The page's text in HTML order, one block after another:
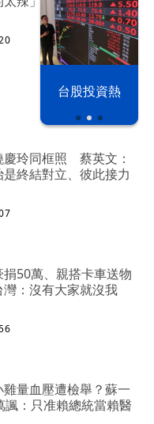
台股投資熱
慶玲同框照 蔡英文：
終結對立、彼此接力
50萬、親搭卡車送物
：沒有大家就沒我
量血壓遭檢舉？蘇一
諷：只准賴總統當賴醫